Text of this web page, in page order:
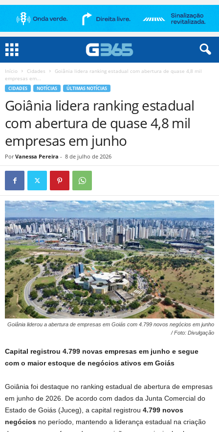
Início Cidades
Goiânia lidera ranking estadual com abertura de quase 4,8 mil
empresas em...
CIDADES NOTÍCIAS ÚLTIMAS NOTÍCIAS
Goiânia lidera ranking estadual
com abertura de quase 4,8 mil
empresas em junho
Por Vanessa Pereira - 8 de julho de 2026
Goiânia liderou a abertura de empresas em Goiás com 4.799 novos negócios em junho
/ Foto: Divulgação
Capital registrou 4.799 novas empresas em junho e segue
com o maior estoque de negócios ativos em Goiás
Goiânia foi destaque no ranking estadual de abertura de empresas
em junho de 2026. De acordo com dados da Junta Comercial do
Estado de Goiás (Juceg), a capital registrou 4.799 novos
negócios no período, mantendo a liderança estadual na criação